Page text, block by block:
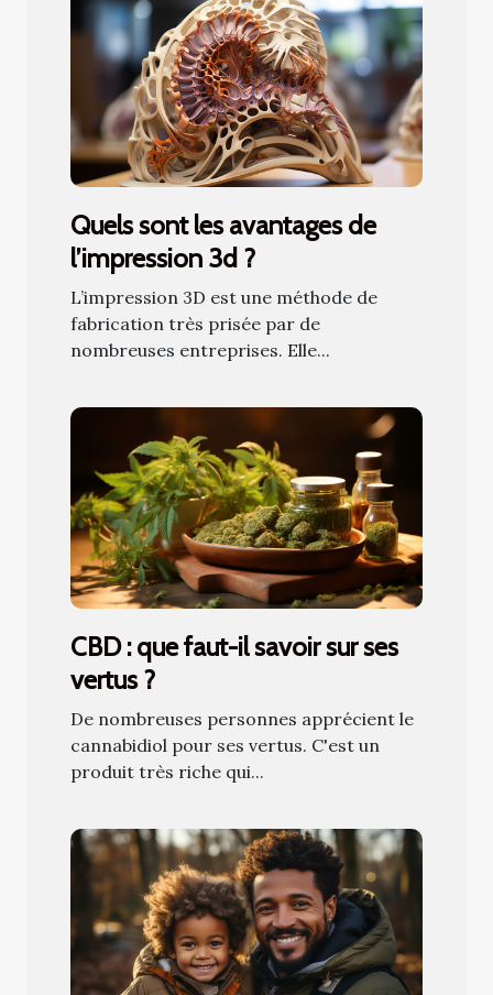
Quels sont les avantages de
l’impression 3d ?
L’impression 3D est une méthode de
fabrication très prisée par de
nombreuses entreprises. Elle...
CBD : que faut-il savoir sur ses
vertus ?
De nombreuses personnes apprécient le
cannabidiol pour ses vertus. C'est un
produit très riche qui...